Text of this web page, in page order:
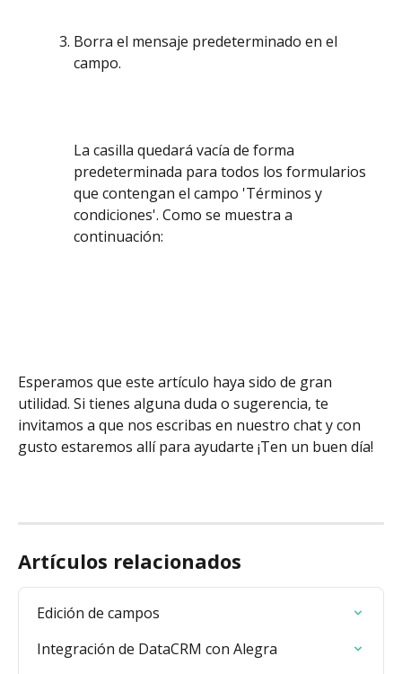
Borra el mensaje predeterminado en el
campo.
La casilla quedará vacía de forma
predeterminada para todos los formularios
que contengan el campo 'Términos y
condiciones'. Como se muestra a
continuación:
Esperamos que este artículo haya sido de gran
utilidad. Si tienes alguna duda o sugerencia, te
invitamos a que nos escribas en nuestro chat y con
gusto estaremos allí para ayudarte ¡Ten un buen día!
Artículos relacionados
Edición de campos
Integración de DataCRM con Alegra